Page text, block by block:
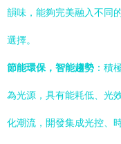
韻味，能夠完美融入不同
選擇。
節能環保，智能趨勢 ：積
為光源，具有能耗低、光
化潮流，開發集成光控、